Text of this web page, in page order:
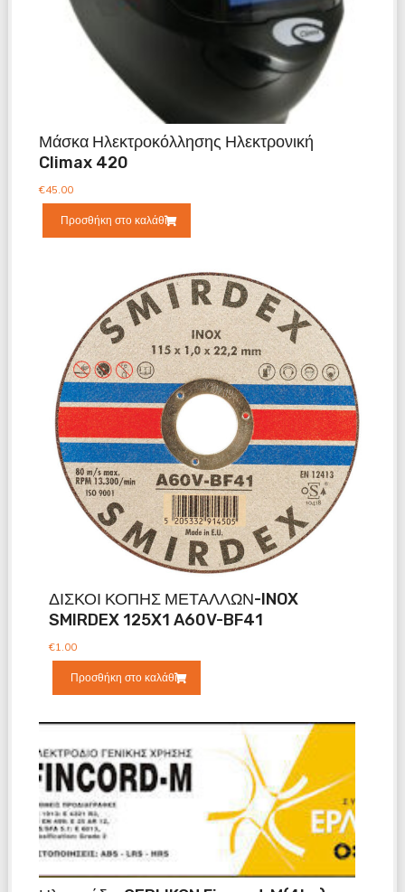
Μάσκα Ηλεκτροκόλλησης Ηλεκτρονική
Climax 420
€45.00
Προσθήκη στο καλάθι
ΔΙΣΚΟΙ ΚΟΠΗΣ ΜΕΤΑΛΛΩΝ-INOX
SMIRDEX 125X1 A60V-BF41
€1.00
Προσθήκη στο καλάθι